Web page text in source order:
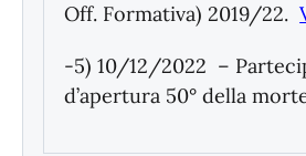
Off. Formativa) 2019/22.
-5) 10/12/2022 –
d’apertura 50° della